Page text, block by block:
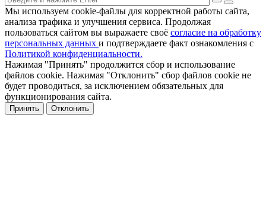
Мы используем cookie-файлы для корректной работы сайта,
анализа трафика и улучшения сервиса. Продолжая
пользоваться сайтом вы выражаете своё согласие на обработку
персональных данных и подтверждаете факт ознакомления с
Политикой конфиденциальности.
Нажимая "Принять" продолжится сбор и использование
файлов cookie. Нажимая "Отклонить" сбор файлов cookie не
будет проводиться, за исключением обязательных для
функционирования сайта.
Принять Отклонить